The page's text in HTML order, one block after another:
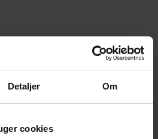
Detaljer Om
cookies